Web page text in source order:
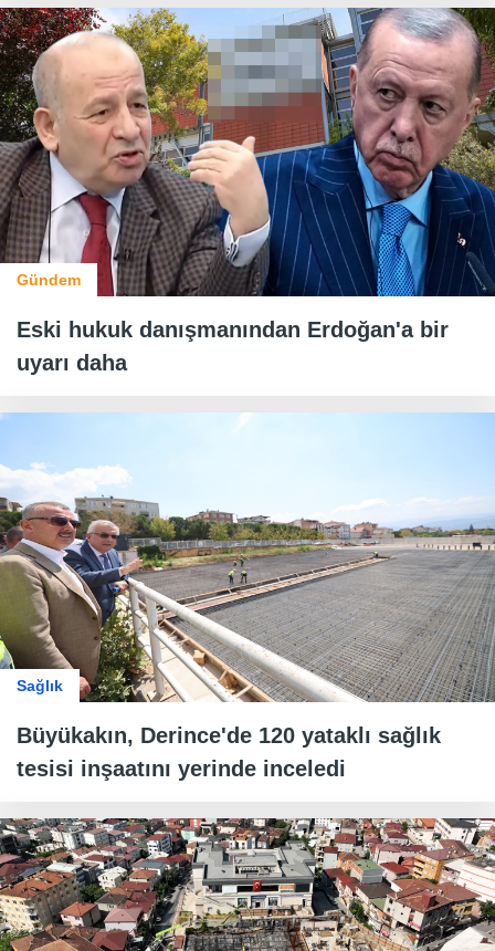
Gündem
Eski hukuk danışmanından Erdoğan'a bir
uyarı daha
Sağlık
Büyükakın, Derince'de 120 yataklı sağlık
tesisi inşaatını yerinde inceledi